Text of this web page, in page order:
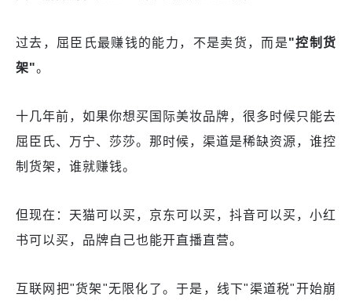
过去，屈臣氏最赚钱的能力，不是卖货，而是"控制货
架"。
十几年前，如果你想买国际美妆品牌，很多时候只能去
屈臣氏、万宁、莎莎。那时候，渠道是稀缺资源，谁控
制货架，谁就赚钱。
但现在：天猫可以买，京东可以买，抖音可以买，小红
书可以买，品牌自己也能开直播直营。
互联网把"货架"无限化了。于是，线下"渠道税"开始崩